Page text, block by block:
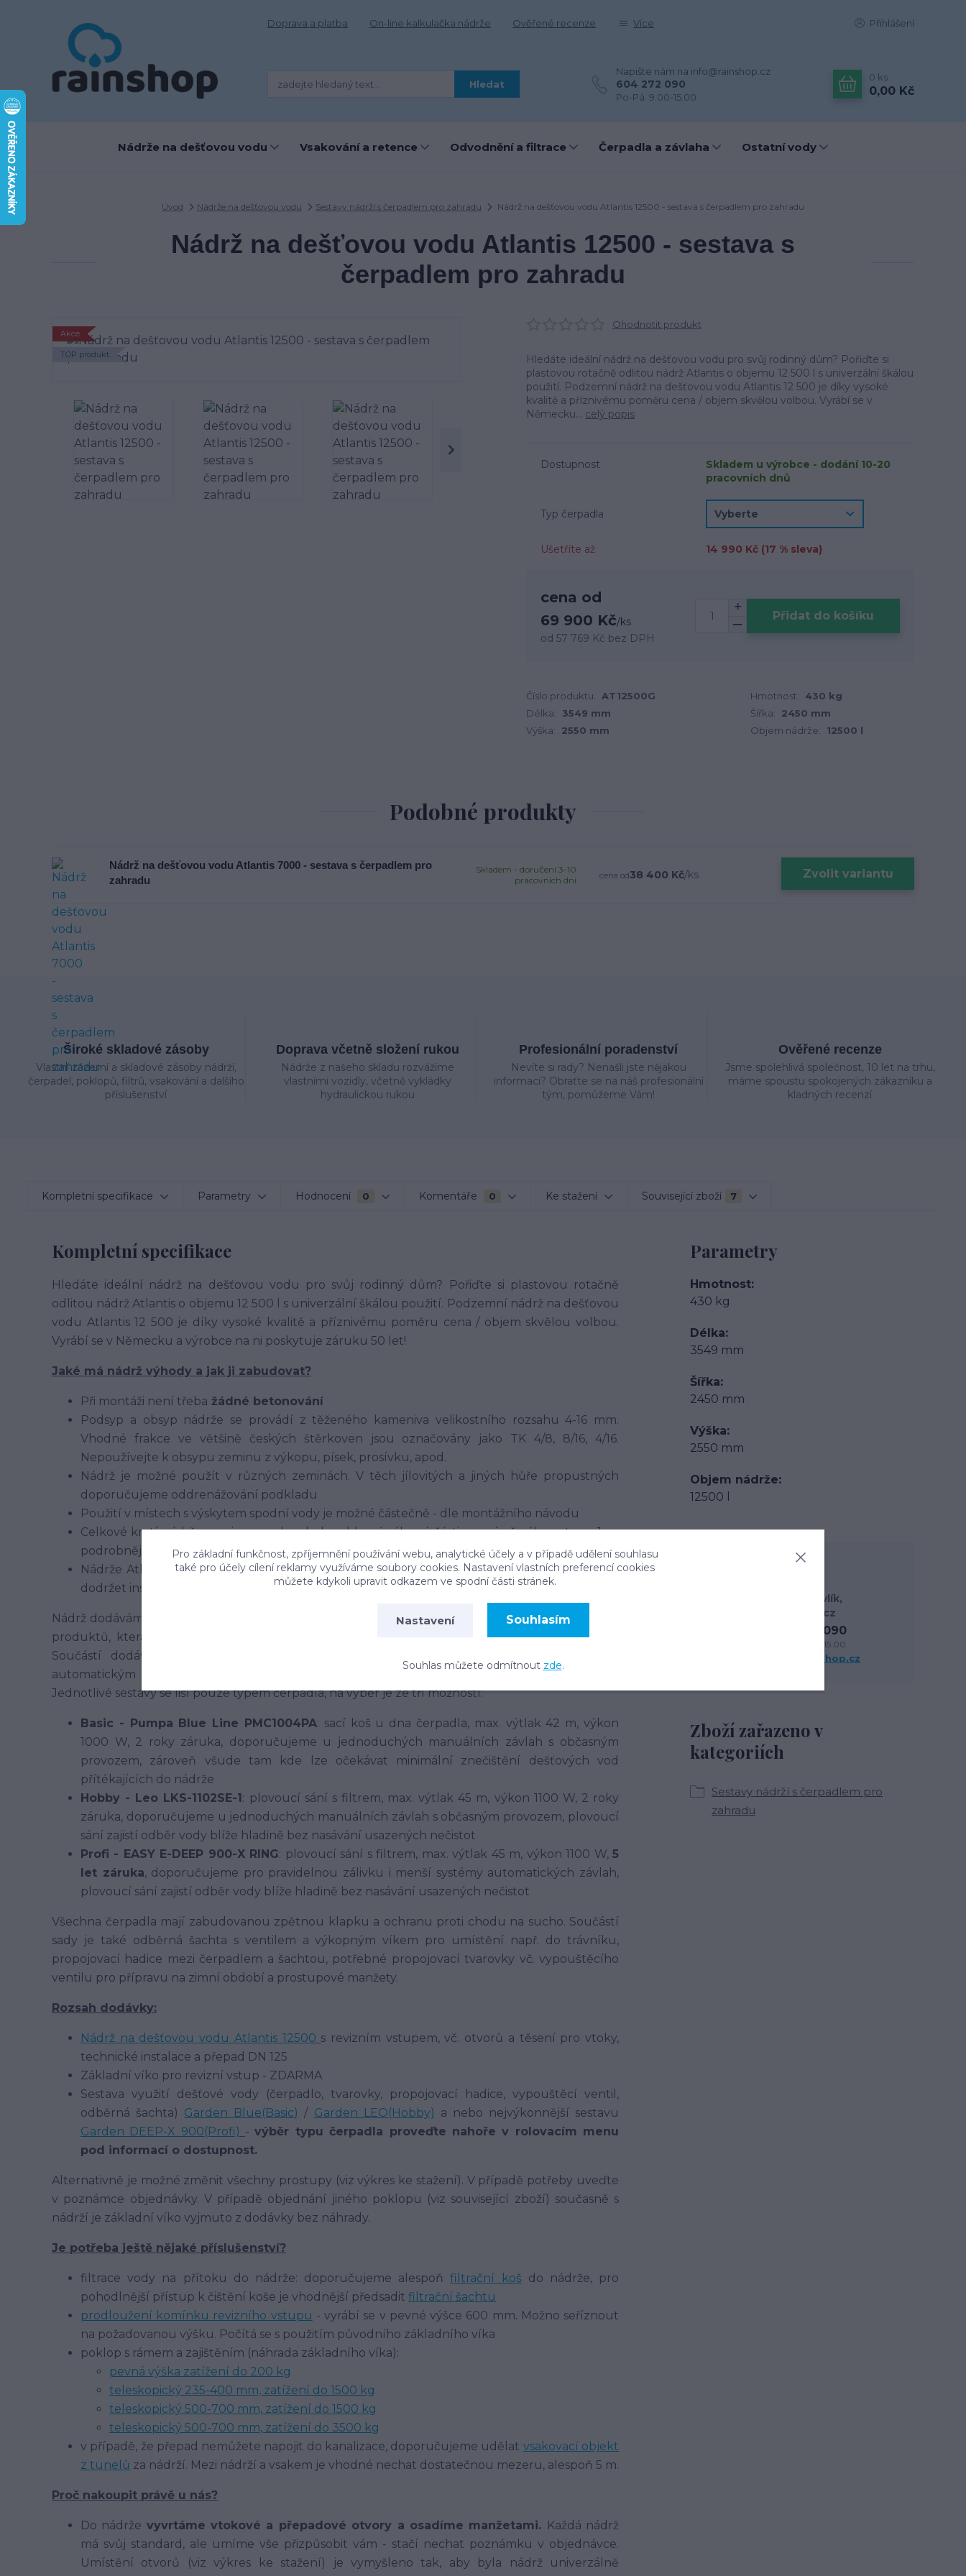
Doprava a platba On-line kalkulačka nádrže Ověřené recenze Více Přihlášení
Hledat
Napište nám na info@rainshop.cz
604 272 090
Po-Pá: 9.00-15.00
0 ks
0,00 Kč
Nádrže na dešťovou vodu Vsakování a retence Odvodnění a filtrace Čerpadla a závlaha Ostatní vody
Úvod Nádrže na dešťovou vodu Sestavy nádrží s čerpadlem pro zahradu Nádrž na dešťovou vodu Atlantis 12500 - sestava s čerpadlem pro zahradu
Nádrž na dešťovou vodu Atlantis 12500 - sestava s
čerpadlem pro zahradu
Akce
TOP produkt
Ohodnotit produkt
Hledáte ideální nádrž na dešťovou vodu pro svůj rodinný dům? Pořiďte si
plastovou rotačně odlitou nádrž Atlantis o objemu 12 500 l s univerzální škálou
použití. Podzemní nádrž na dešťovou vodu Atlantis 12 500 je díky vysoké
kvalitě a příznivému poměru cena / objem skvělou volbou. Vyrábí se v
Německu... celý popis
Dostupnost
Skladem u výrobce - dodání 10-20
pracovních dnů
Typ čerpadla
Ušetříte až 14 990 Kč (17 % sleva)
cena od
69 900 Kč/ks
od 57 769 Kč bez DPH
Přidat do košíku
Číslo produktu: AT12500G Hmotnost:
430 kg
Délka:
3549 mm Šířka:
2450 mm
Výška:
2550 mm Objem nádrže: 12500 l
Podobné produkty
Nádrž na dešťovou vodu Atlantis 7000 - sestava s čerpadlem pro
zahradu
cena od38 400 Kč/ks
Skladem - doručení 3-10
pracovních dní
Zvolit variantu
Široké skladové zásoby
Vlastní zázemí a skladové zásoby nádrží,
čerpadel, poklopů, filtrů, vsakování a dalšího
příslušenství
Doprava včetně složení rukou
Nádrže z našeho skladu rozvážíme
vlastními vozidly, včetně vykládky
hydraulickou rukou
Profesionální poradenství
Nevíte si rady? Nenašli jste nějakou
informaci? Obraťte se na náš profesionální
tým, pomůžeme Vám!
Ověřené recenze
Jsme spolehlivá společnost, 10 let na trhu,
máme spoustu spokojených zákazníku a
kladných recenzí
Kompletní specifikace Parametry Hodnocení 0 Komentáře 0 Ke stažení Související zboží 7
Kompletní specifikace
Hledáte ideální nádrž na dešťovou vodu pro svůj rodinný dům? Pořiďte si plastovou rotačně
odlitou nádrž Atlantis o objemu 12 500 l s univerzální škálou použití. Podzemní nádrž na dešťovou
vodu Atlantis 12 500 je díky vysoké kvalitě a příznivému poměru cena / objem skvělou volbou.
Vyrábí se v Německu a výrobce na ni poskytuje záruku 50 let!
Jaké má nádrž výhody a jak ji zabudovat?
Při montáži není třeba žádné betonování
Podsyp a obsyp nádrže se provádí z těženého kameniva velikostního rozsahu 4-16 mm.
Vhodné frakce ve většině českých štěrkoven jsou označovány jako TK 4/8, 8/16, 4/16.
Nepoužívejte k obsypu zeminu z výkopu, písek, prosívku, apod.
Nádrž je možné použít v různých zeminách. V těch jílovitých a jiných hůře propustných
doporučujeme oddrenážování podkladu
Použití v místech s výskytem spodní vody je možné částečně - dle montážního návodu
Celkové krytí nádrže zeminou nad vrcholem hlavní válcové části nesmí přesáhnout cca 1 m,
podrobnější info v montážním návodu.
Nádrže Atlantis zvládnou i pojezd osobními, popř. lehčími nákladními vozy. Je třeba striktně
dodržet instrukce pro takovou instalaci v příslušné části montážního návodu.
Nádrž dodáváme v sestavě vhodné pro zalévání zahrady a jiné venkovní použití. Jedná se o sadu
produktů, která je vhodná jako stavebnice pro domácí kutily, popř. pro montáž instalatérem.
Součástí dodávky je podrobný návod k sestavení. Použito je vždy ponorné čerpadlo s
automatickým tlakovým spínačem pro komfortní provoz bez nutnosti manuálního ovládání.
Jednotlivé sestavy se liší pouze typem čerpadla, na výběr je ze tří možností:
Basic - Pumpa Blue Line PMC1004PA: sací koš u dna čerpadla, max. výtlak 42 m, výkon
1000 W, 2 roky záruka, doporučujeme u jednoduchých manuálních závlah s občasným
provozem, zároveň všude tam kde lze očekávat minimální znečištění dešťových vod
přítékajících do nádrže
Hobby - Leo LKS-1102SE-1: plovoucí sání s filtrem, max. výtlak 45 m, výkon 1100 W, 2 roky
záruka, doporučujeme u jednoduchých manuálních závlah s občasným provozem, plovoucí
sání zajistí odběr vody blíže hladině bez nasávání usazených nečistot
Profi - EASY E-DEEP 900-X RING: plovoucí sání s filtrem, max. výtlak 45 m, výkon 1100 W,5
let záruka, doporučujeme pro pravidelnou zálivku i menší systémy automatických závlah,
plovoucí sání zajistí odběr vody blíže hladině bez nasávání usazených nečistot
Všechna čerpadla mají zabudovanou zpětnou klapku a ochranu proti chodu na sucho. Součástí
sady je také odběrná šachta s ventilem a výkopným víkem pro umístění např. do trávníku,
propojovací hadice mezi čerpadlem a šachtou, potřebné propojovací tvarovky vč. vypouštěcího
ventilu pro přípravu na zimní období a prostupové manžety.
Rozsah dodávky:
Nádrž na dešťovou vodu Atlantis 12500 s revizním vstupem, vč. otvorů a těsení pro vtoky,
technické instalace a přepad DN 125
Základní víko pro revizní vstup - ZDARMA
Sestava využití dešťové vody (čerpadlo, tvarovky, propojovací hadice, vypouštěcí ventil,
odběrná šachta) Garden Blue(Basic) / Garden LEO(Hobby) a nebo nejvýkonnější sestavu
Garden DEEP-X 900(Profi) -výběr typu čerpadla proveďte nahoře v rolovacím menu
pod informací o dostupnost.
Alternativně je možné změnit všechny prostupy (viz výkres ke stažení). V případě potřeby uveďte
v poznámce objednávky. V případě objednání jiného poklopu (viz související zboží) současně s
nádrží je základní víko vyjmuto z dodávky bez náhrady.
Je potřeba ještě nějaké příslušenství?
filtrace vody na přítoku do nádrže: doporučujeme alespoňfiltrační koš do nádrže, pro
pohodlnější přístup k čištění koše je vhodnější předsadit filtrační šachtu
prodloužení komínku revizního vstupu - vyrábí se v pevné výšce 600 mm. Možno seříznout
na požadovanou výšku. Počítá se s použitím původního základního víka
poklop s rámem a zajištěním (náhrada základního víka):
pevná výška zatížení do 200 kg
teleskopický 235-400 mm, zatížení do 1500 kg
teleskopický 500-700 mm, zatížení do 1500 kg
teleskopický 500-700 mm, zatížení do 3500 kg
v případě, že přepad nemůžete napojit do kanalizace, doporučujeme udělat vsakovací objekt
z tunelů za nádrží. Mezi nádrží a vsakem je vhodné nechat dostatečnou mezeru, alespoň 5 m.
Proč nakoupit právě u nás?
Do nádrže vyvrtáme vtokové a přepadové otvory a osadíme manžetami. Každá nádrž
má svůj standard, ale umíme vše přizpůsobit vám - stačí nechat poznámku v objednávce.
Umístění otvorů (viz výkres ke stažení) je vymyšleno tak, aby byla nádrž univerzálně
Parametry
Hmotnost
430 kg
Délka
3549 mm
Šířka
2450 mm
Výška
2550 mm
Objem nádrže
12500 l
Zboží zařazeno v
kategoriích
Sestavy nádrží s čerpadlem pro
zahradu
Daniel Havlík,
Rainshop.cz
604 272 090
Po-Pá: 9.00-15.00
info@rainshop.cz
Pro základní funkčnost, zpříjemnění používání webu, analytické účely a v případě udělení souhlasu
také pro účely cílení reklamy využíváme soubory cookies. Nastavení vlastních preferencí cookies
můžete kdykoli upravit odkazem ve spodní části stránek.
Nastavení Souhlasím
Souhlas můžete odmítnout zde.